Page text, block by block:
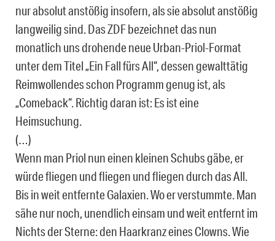
nur absolut anstößig insofern, als sie absolut anstößig
langweilig sind. Das ZDF bezeichnet das nun
monatlich uns drohende neue Urban-Priol-Format
unter dem Titel „Ein Fall fürs All“, dessen gewalttätig
Reimwollendes schon Programm genug ist, als
„Comeback“. Richtig daran ist: Es ist eine
Heimsuchung.
(…)
Wenn man Priol nun einen kleinen Schubs gäbe, er
würde fliegen und fliegen und fliegen durch das All.
Bis in weit entfernte Galaxien. Wo er verstummte. Man
sähe nur noch, unendlich einsam und weit entfernt im
Nichts der Sterne: den Haarkranz eines Clowns. Wie